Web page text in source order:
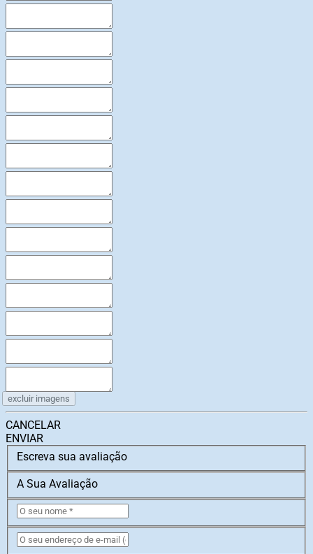
excluir imagens
CANCELAR
ENVIAR
Escreva sua avaliação
A Sua Avaliação